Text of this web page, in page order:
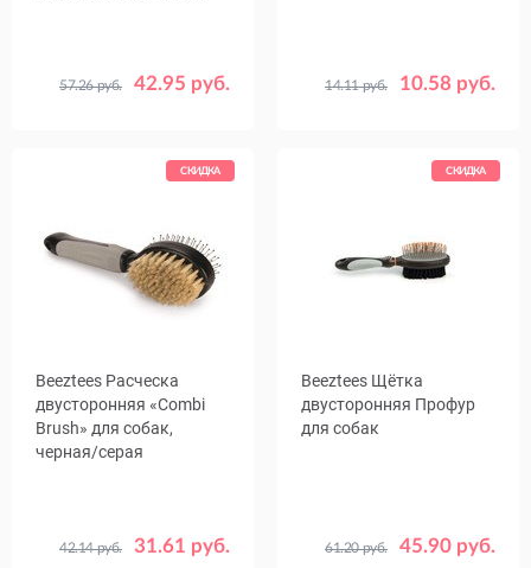
42.95 руб.
57.26 руб. 10.58 руб.
14.11 руб.
Цвет Мятный Серый
СКИДКА
Beeztees Расческа
двусторонняя «Combi
Brush» для собак,
черная/серая
31.61 руб.
42.14 руб.
Размер,
21 x 6 x 6 см
СКИДКА
Beeztees Щётка
двусторонняя Профур
для собак
45.90 руб.
61.20 руб.
Размер,
23